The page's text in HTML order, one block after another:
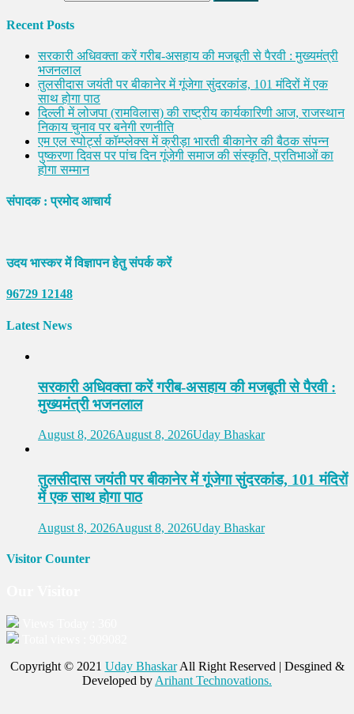
Recent Posts
सरकारी अधिवक्ता करें गरीब-असहाय की मजबूती से पैरवी : मुख्यमंत्री
भजनलाल
तुलसीदास जयंती पर बीकानेर में गूंजेगा सुंदरकांड, 101 मंदिरों में एक
साथ होगा पाठ
दिल्ली में लोजपा (रामविलास) की राष्ट्रीय कार्यकारिणी आज, राजस्थान
निकाय चुनाव पर बनेगी रणनीति
एम एल स्पोर्ट्स कॉम्प्लेक्स में क्रीड़ा भारती बीकानेर की बैठक संपन्न
पुष्करणा दिवस पर पांच दिन गूंजेगी समाज की संस्कृति, प्रतिभाओं का
होगा सम्मान
संपादक : प्रमोद आचार्य
उदय भास्कर में विज्ञापन हेतु संपर्क करें
96729 12148
Latest News
सरकारी अधिवक्ता करें गरीब-असहाय की मजबूती से पैरवी :
मुख्यमंत्री भजनलाल
August 8, 2026August 8, 2026Uday Bhaskar
तुलसीदास जयंती पर बीकानेर में गूंजेगा सुंदरकांड, 101 मंदिरों
में एक साथ होगा पाठ
August 8, 2026August 8, 2026Uday Bhaskar
Visitor Counter
Copyright © 2021 Uday BhaskarAll Right Reserved | Desgined &
Developed by Arihant Technovations.